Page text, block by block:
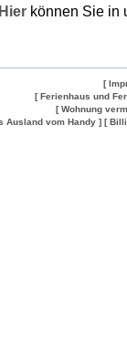
Hier können Sie in
[
[ Ferienhaus und
[ Wohnung
Ausland vom Handy ] [